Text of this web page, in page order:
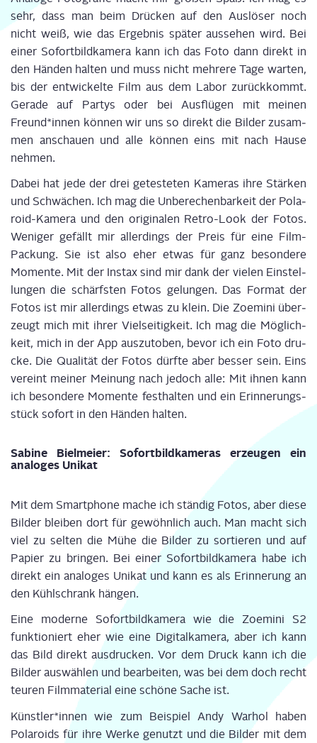
sehr, dass man beim Drü­cken auf den Aus­lö­ser noch
nicht weiß, wie das Ergeb­nis spä­ter aus­se­hen wird. Bei
einer Sofort­bild­ka­me­ra kann ich das Foto dann direkt in
den Hän­den hal­ten und muss nicht meh­re­re Tage war­ten,
bis der ent­wi­ckel­te Film aus dem Labor zurück­kommt.
Gera­de auf Par­tys oder bei Aus­flü­gen mit mei­nen
Freund*innen kön­nen wir uns so direkt die Bil­der zusam­
men anschau­en und alle kön­nen eins mit nach Hau­se
neh­men.
Dabei hat jede der drei getes­te­ten Kame­ras ihre Stär­ken
und Schwä­chen. Ich mag die Unbe­re­chen­bar­keit der Pola­
roid-Kame­ra und den ori­gi­na­len Retro-Look der Fotos.
Weni­ger gefällt mir aller­dings der Preis für eine Film-
Packung. Sie ist also eher etwas für ganz beson­de­re
Momen­te. Mit der Ins­tax sind mir dank der vie­len Ein­stel­
lun­gen die schärfs­ten Fotos gelun­gen. Das For­mat der
Fotos ist mir aller­dings etwas zu klein. Die Zoe­mi­ni über­
zeugt mich mit ihrer Viel­sei­tig­keit. Ich mag die Mög­lich­
keit, mich in der App aus­zu­to­ben, bevor ich ein Foto dru­
cke. Die Qua­li­tät der Fotos dürf­te aber bes­ser sein. Eins
ver­eint mei­ner Mei­nung nach jedoch alle: Mit ihnen kann
ich beson­de­re Momen­te fest­hal­ten und ein Erin­ne­rungs­
stück sofort in den Hän­den halten.
Sabi­ne Biel­mei­er: Sofort­bild­ka­me­ras erzeu­gen ein
ana­lo­ges Unikat
Mit dem Smart­phone mache ich stän­dig Fotos, aber die­se
Bil­der blei­ben dort für gewöhn­lich auch. Man macht sich
viel zu sel­ten die Mühe die Bil­der zu sor­tie­ren und auf
Papier zu brin­gen. Bei einer Sofort­bild­ka­me­ra habe ich
direkt ein ana­lo­ges Uni­kat und kann es als Erin­ne­rung an
den Kühl­schrank hängen.
Eine moder­ne Sofort­bild­ka­me­ra wie die Zoe­mi­ni S2
funk­tio­niert eher wie eine Digi­tal­ka­me­ra, aber ich kann
das Bild direkt aus­dru­cken. Vor dem Druck kann ich die
Bil­der aus­wäh­len und bear­bei­ten, was bei dem doch recht
teu­ren Film­ma­te­ri­al eine schö­ne Sache ist.
Künstler*innen wie zum Bei­spiel Andy War­hol haben
Pola­roids für ihre Wer­ke genutzt und die Bil­der mit dem